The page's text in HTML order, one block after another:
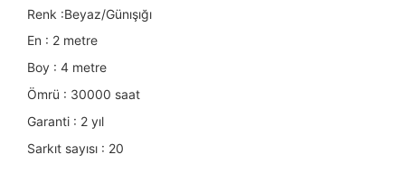
Renk :Beyaz/Günışığı
En : 2 metre
Boy : 4 metre
Ömrü : 30000 saat
Garanti : 2 yıl
Sarkıt sayısı : 20